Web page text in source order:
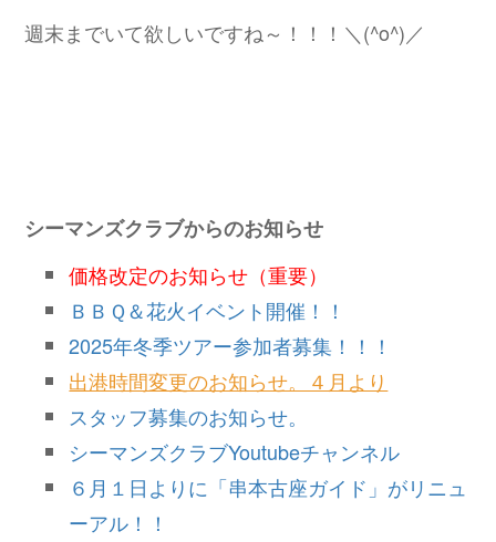
週末までいて欲しいですね～！！！＼(^o^)／
シーマンズクラブからのお知らせ
価格改定のお知らせ（重要）
ＢＢＱ＆花火イベント開催！！
2025年冬季ツアー参加者募集！！！
出港時間変更のお知らせ。４月より
スタッフ募集のお知らせ。
シーマンズクラブYoutubeチャンネル
６月１日よりに「串本古座ガイド」がリニュ
ーアル！！